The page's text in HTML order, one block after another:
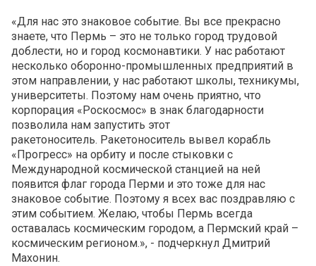
«Для нас это знаковое событие. Вы все прекрасно
знаете, что Пермь – это не только город трудовой
доблести, но и город космонавтики. У нас работают
несколько оборонно-промышленных предприятий в
этом направлении, у нас работают школы, техникумы,
университеты. Поэтому нам очень приятно, что
корпорация «Роскосмос» в знак благодарности
позволила нам запустить этот
ракетоноситель. Ракетоноситель вывел корабль
«Прогресс» на орбиту и после стыковки с
Международной космической станцией на ней
появится флаг города Перми и это тоже для нас
знаковое событие. Поэтому я всех вас поздравляю с
этим событием. Желаю, чтобы Пермь всегда
оставалась космическим городом, а Пермский край –
космическим регионом.», - подчеркнул Дмитрий
Махонин.